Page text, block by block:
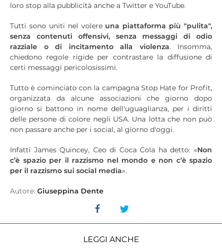
loro stop alla pubblicità anche a Twitter e YouTube.
Tutti sono uniti nel volere una piattaforma più "pulita",
senza contenuti offensivi, senza messaggi di odio
razziale o di incitamento alla violenza. Insomma,
chiedono regole rigide per contrastare la diffusione di
certi messaggi pericolosissimi.
Tutto è cominciato con la campagna Stop Hate for Profit,
organizzata da alcune associazioni che giorno dopo
giorno si battono in nome dell'uguaglianza, per i diritti
delle persone di colore negli USA. Una lotta che non può
non passare anche per i social, al giorno d'oggi.
Infatti James Quincey, Ceo di Coca Cola ha detto: «Non
c’è spazio per il razzismo nel mondo e non c’è spazio
per il razzismo sui social media».
Autore: Giuseppina Dente
LEGGI ANCHE